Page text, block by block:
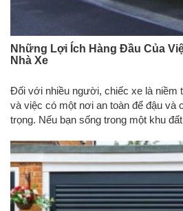
Những Lợi Ích Hàng Đầu Của
Nhà Xe
Đối với nhiều người, chiếc xe là niềm
và việc có một nơi an toàn để đậu và
trọng. Nếu bạn sống trong một khu